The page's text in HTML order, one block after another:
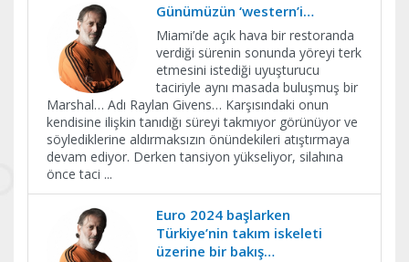
Günümüzün ‘western’i…
Miami’de açık hava bir restoranda
verdiği sürenin sonunda yöreyi terk
etmesini istediği uyuşturucu
taciriyle aynı masada buluşmuş bir
Marshal… Adı Raylan Givens… Karşısındaki onun
kendisine ilişkin tanıdığı süreyi takmıyor görünüyor ve
söylediklerine aldırmaksızın önündekileri atıştırmaya
devam ediyor. Derken tansiyon yükseliyor, silahına
önce taci ...
Euro 2024 başlarken
Türkiye’nin takım iskeleti
üzerine bir bakış…